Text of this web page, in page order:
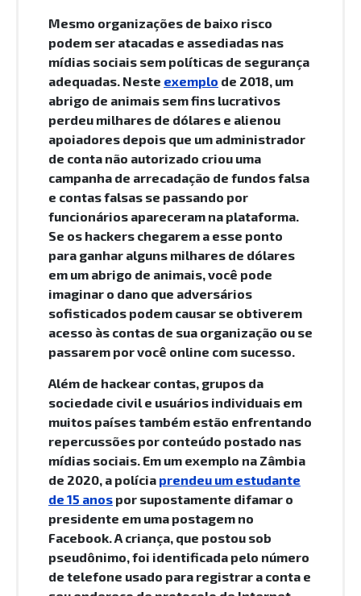
Mesmo organizações de baixo risco
podem ser atacadas e assediadas nas
mídias sociais sem políticas de segurança
adequadas. Neste exemplo de 2018, um
abrigo de animais sem fins lucrativos
perdeu milhares de dólares e alienou
apoiadores depois que um administrador
de conta não autorizado criou uma
campanha de arrecadação de fundos falsa
e contas falsas se passando por
funcionários apareceram na plataforma.
Se os hackers chegarem a esse ponto
para ganhar alguns milhares de dólares
em um abrigo de animais, você pode
imaginar o dano que adversários
sofisticados podem causar se obtiverem
acesso às contas de sua organização ou se
passarem por você online com sucesso.
Além de hackear contas, grupos da
sociedade civil e usuários individuais em
muitos países também estão enfrentando
repercussões por conteúdo postado nas
mídias sociais. Em um exemplo na Zâmbia
de 2020, a polícia prendeu um estudante
de 15 anos por supostamente difamar o
presidente em uma postagem no
Facebook. A criança, que postou sob
pseudônimo, foi identificada pelo número
de telefone usado para registrar a conta e